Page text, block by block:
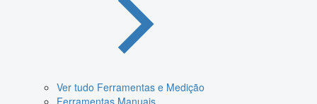
Ver tudo Ferramentas e Medição
Ferramentas Manuais